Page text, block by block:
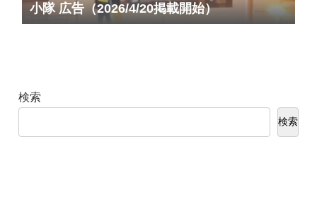
小隊 広告（2026/4/20掲載開始）
検索
検索